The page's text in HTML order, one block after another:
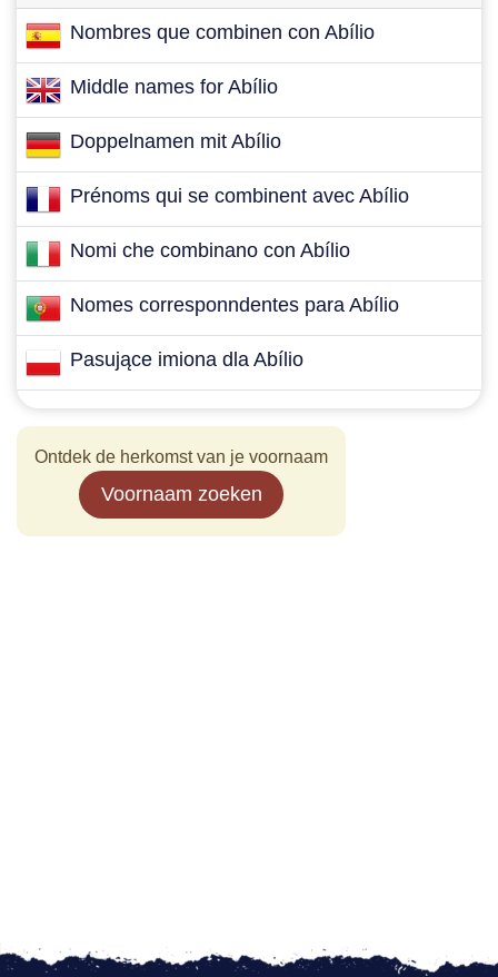
Nombres que combinen con Abílio
Middle names for Abílio
Doppelnamen mit Abílio
Prénoms qui se combinent avec Abílio
Nomi che combinano con Abílio
Nomes corresponndentes para Abílio
Pasujące imiona dla Abílio
Ontdek de herkomst van je voornaam
Voornaam zoeken